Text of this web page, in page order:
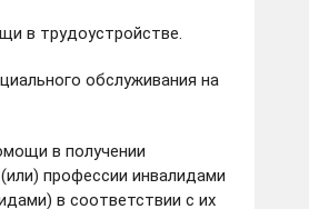
в трудоустройстве.
обслуживания на
в получении
профессии инвалидами
в соответствии с их